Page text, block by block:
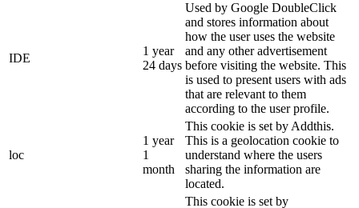
IDE
1 year
24 days
Used by Google DoubleClick
and stores information about
how the user uses the website
and any other advertisement
before visiting the website. This
is used to present users with ads
that are relevant to them
according to the user profile.
loc
1 year
1
month
This cookie is set by Addthis.
This is a geolocation cookie to
understand where the users
sharing the information are
located.
This cookie is set by